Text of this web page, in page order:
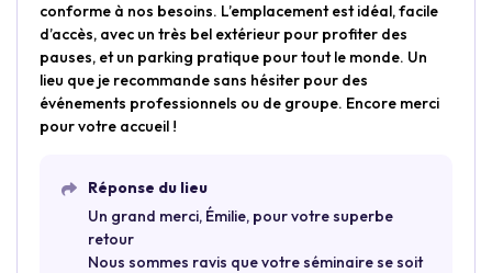
conforme à nos besoins. L’emplacement est idéal, facile
d’accès, avec un très bel extérieur pour profiter des
pauses, et un parking pratique pour tout le monde. Un
lieu que je recommande sans hésiter pour des
événements professionnels ou de groupe. Encore merci
pour votre accueil !
Réponse du lieu
Un grand merci, Émilie, pour votre superbe
retour
Nous sommes ravis que votre séminaire se soit